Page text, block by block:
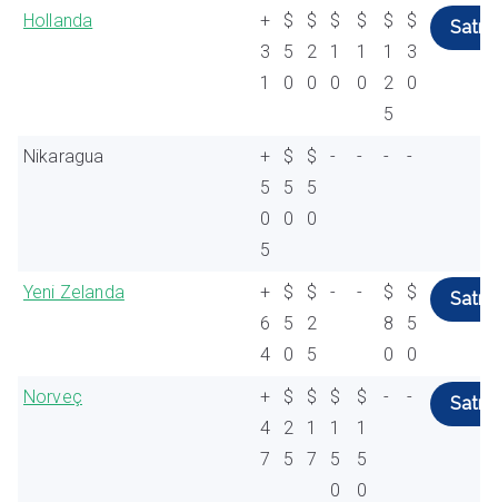
Hollanda
+
3
1
$
5
0
$
2
0
$
1
0
$
1
0
$
1
2
5
$
3
0
Satın
Nikaragua
+
5
0
5
$
5
0
$
5
0
- - - -
Yeni Zelanda
+
6
4
$
5
0
$
2
5
- -
$
8
0
$
5
0
Satın
Norveç
+
4
7
$
2
5
$
1
7
$
1
5
0
$
1
5
0
- - Satın